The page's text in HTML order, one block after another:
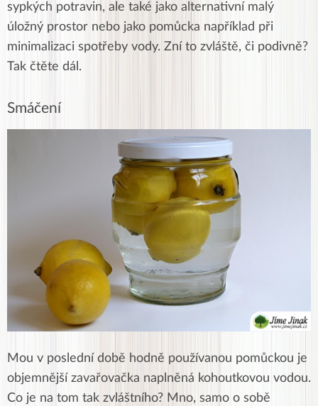
sypkých potravin, ale také jako alternativní malý
úložný prostor nebo jako pomůcka například při
minimalizaci spotřeby vody. Zní to zvláště, či podivně?
Tak čtěte dál.
Smáčení
Mou v poslední době hodně používanou pomůckou je
objemnější zavařovačka naplněná kohoutkovou vodou.
Co je na tom tak zvláštního? Mno, samo o sobě